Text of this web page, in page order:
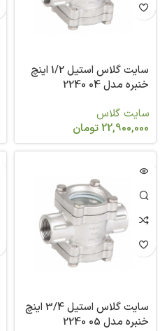
سایت گلاس استیل 1/2 اینچ
خنبره مدل 04 2240
سایت گلاس
22,900,000تومان
سایت گلاس استیل 3/4 اینچ
خنبره مدل 05 2240